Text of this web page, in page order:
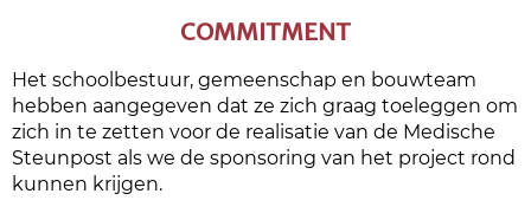
COMMITMENT
Het schoolbestuur, gemeenschap en bouwteam
hebben aangegeven dat ze zich graag toeleggen om
zich in te zetten voor de realisatie van de Medische
Steunpost als we de sponsoring van het project rond
kunnen krijgen.